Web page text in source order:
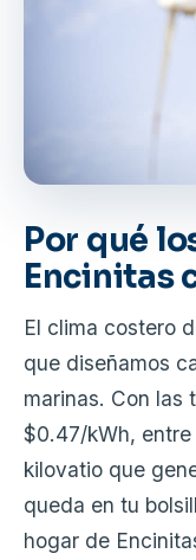
Por qué
Encinitas
El clima costero
que diseñamos
marinas. Con las
$0.47/kWh,
kilovatio que
queda en tu
hogar de